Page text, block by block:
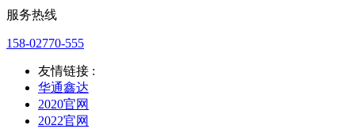
服务热线
158-02770-555
友情链接 :
华通鑫达
2020官网
2022官网